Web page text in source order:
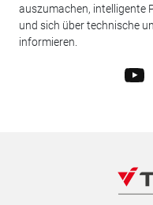
auszumachen, intelligente
und sich über technische
informieren.